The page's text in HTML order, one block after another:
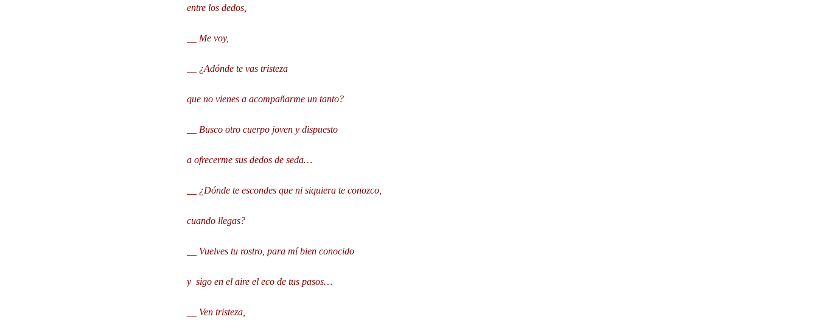
entre los dedos,
__ Me voy,
__ ¿Adónde te vas tristeza
que no vienes a acompañarme un tanto?
__ Busco otro cuerpo joven y dispuesto
a ofrecerme sus dedos de seda…
__ ¿Dónde te escondes que ni siquiera te conozco,
cuando llegas?
__ Vuelves tu rostro, para mí bien conocido
y sigo en el aire el eco de tus pasos…
__ Ven tristeza,